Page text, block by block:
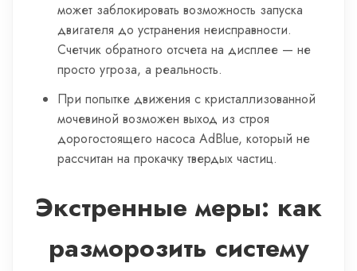
может заблокировать возможность запуска
двигателя до устранения неисправности.
Счетчик обратного отсчета на дисплее — не
просто угроза, а реальность.
При попытке движения с кристаллизованной
мочевиной возможен выход из строя
дорогостоящего насоса AdBlue, который не
рассчитан на прокачку твердых частиц.
Экстренные меры: как
разморозить систему